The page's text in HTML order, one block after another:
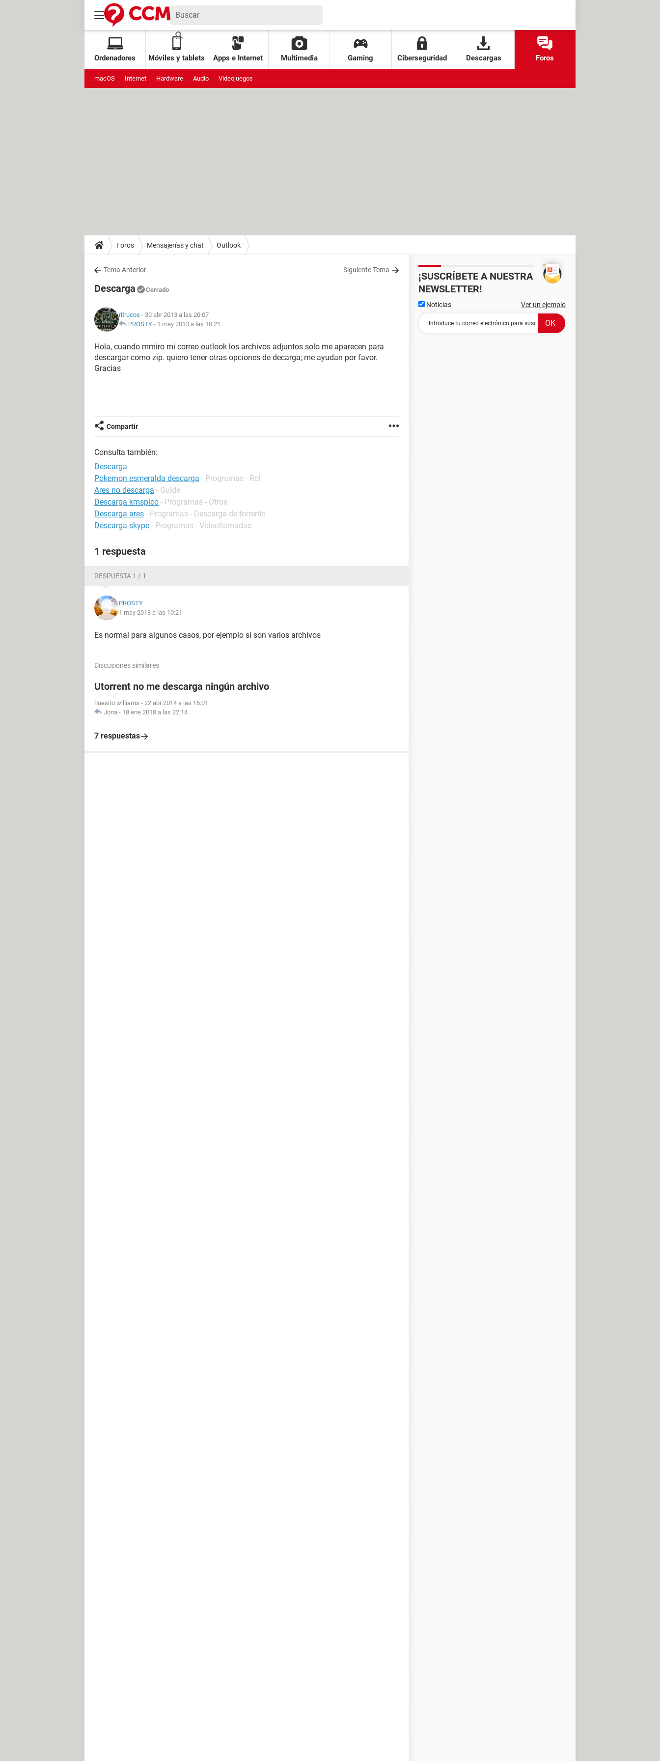
Ordenadores Móviles y tablets Apps e Internet Multimedia Gaming Ciberseguridad Descargas Foros
macOS Internet Hardware Audio Videojuegos
Foros Mensajerías y chat Outlook
Tema Anterior Siguiente Tema
Descarga Cerrado
ritrucos - 30 abr 2013 a las 20:07
PROSTY - 1 may 2013 a las 10:21
Hola, cuando mmiro mi correo outlook los archivos adjuntos solo me aparecen para
descargar como zip. quiero tener otras opciones de decarga; me ayudan por favor.
Gracias
Compartir
Consulta también:
Descarga
Pokemon esmeralda descarga - Programas - Rol
Ares no descarga - Guide
Descarga kmspico - Programas - Otros
Descarga ares - Programas - Descarga de torrents
Descarga skype - Programas - Videollamadas
1 respuesta
RESPUESTA 1 / 1
PROSTY
1 may 2013 a las 10:21
Es normal para algunos casos, por ejemplo si son varios archivos
Discusiones similares
Utorrent no me descarga ningún archivo
huesito williams - 22 abr 2014 a las 16:01
Jona - 18 ene 2018 a las 22:14
7 respuestas
¡SUSCRÍBETE A NUESTRA
NEWSLETTER!
Noticias Ver un ejemplo